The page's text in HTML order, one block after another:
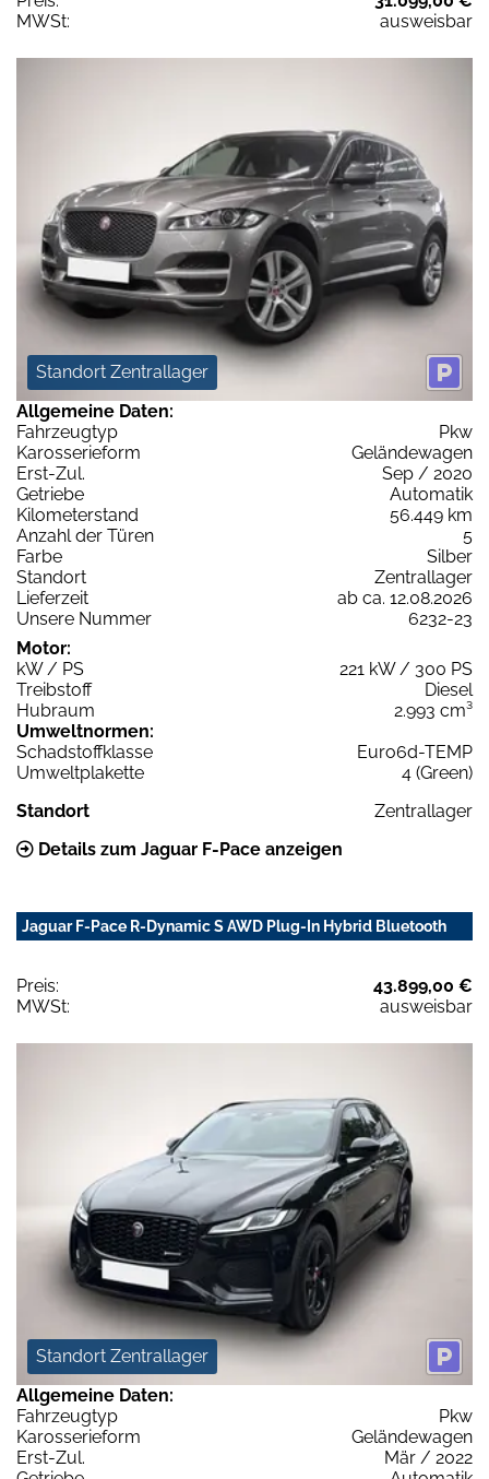
MWSt:
ausweisbar
Standort Zentrallager
Allgemeine Daten:
Fahrzeugtyp
Pkw
Karosserieform
Geländewagen
Erst-Zul.
Sep / 2020
Getriebe
Automatik
Kilometerstand
56.449 km
Anzahl der Türen
5
Farbe
Silber
Standort
Zentrallager
Lieferzeit
ab ca. 12.08.2026
Unsere Nummer
6232-23
Motor:
kW / PS
221 kW / 300 PS
Treibstoff
Diesel
Hubraum
2.993 cm³
Umweltnormen:
Schadstoffklasse
Euro6d-TEMP
Umweltplakette
4 (Green)
Standort
Zentrallager
Details zum Jaguar F-Pace anzeigen
Jaguar F-Pace R-Dynamic S AWD Plug-In Hybrid Bluetooth
Preis:
43.899,00 €
MWSt:
ausweisbar
Standort Zentrallager
Allgemeine Daten:
Fahrzeugtyp
Pkw
Karosserieform
Geländewagen
Erst-Zul.
Mär / 2022